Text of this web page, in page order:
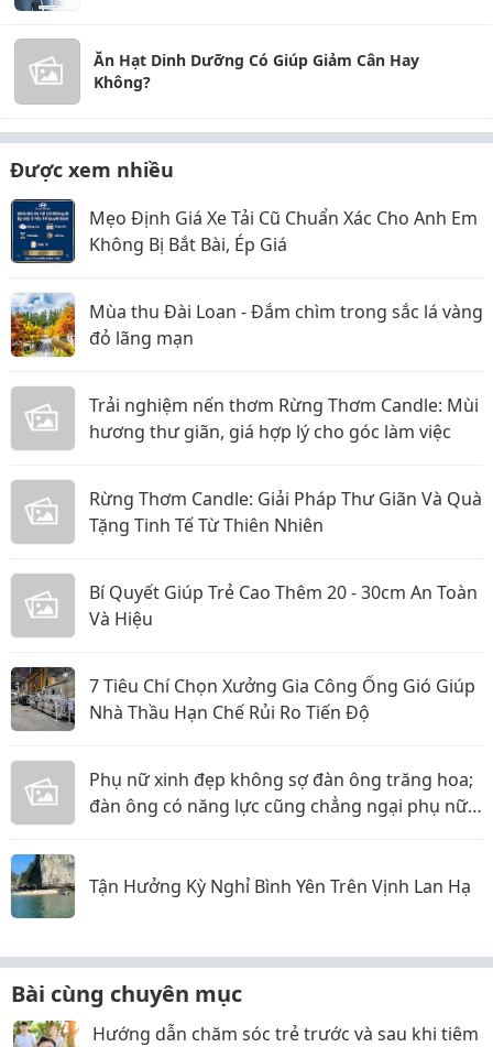
Ăn Hạt Dinh Dưỡng Có Giúp Giảm Cân Hay
Không?
Được xem nhiều
Mẹo Định Giá Xe Tải Cũ Chuẩn Xác Cho Anh Em
Không Bị Bắt Bài, Ép Giá
Mùa thu Đài Loan - Đắm chìm trong sắc lá vàng
đỏ lãng mạn
Trải nghiệm nến thơm Rừng Thơm Candle: Mùi
hương thư giãn, giá hợp lý cho góc làm việc
Rừng Thơm Candle: Giải Pháp Thư Giãn Và Quà
Tặng Tinh Tế Từ Thiên Nhiên
Bí Quyết Giúp Trẻ Cao Thêm 20 - 30cm An Toàn
Và Hiệu
7 Tiêu Chí Chọn Xưởng Gia Công Ống Gió Giúp
Nhà Thầu Hạn Chế Rủi Ro Tiến Độ
Phụ nữ xinh đẹp không sợ đàn ông trăng hoa;
đàn ông có năng lực cũng chẳng ngại phụ nữ
Tận Hưởng Kỳ Nghỉ Bình Yên Trên Vịnh Lan Hạ
Bài cùng chuyên mục
Hướng dẫn chăm sóc trẻ trước và sau khi tiêm